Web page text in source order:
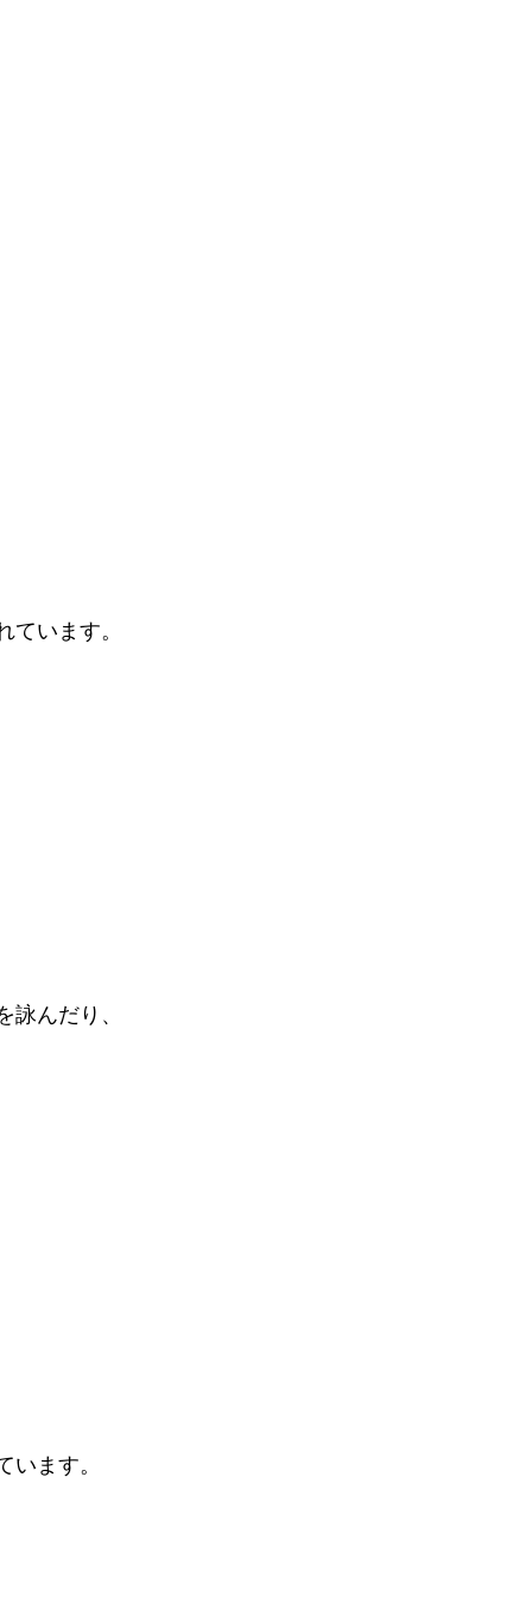
います。
んだり、
ます。